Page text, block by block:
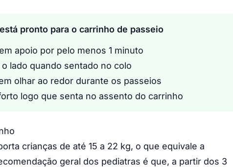
pronto para o carrinho de passeio
apoio por pelo menos 1 minuto
lado quando sentado no colo
olhar ao redor durante os passeios
logo que senta no assento do carrinho
crianças de até 15 a 22 kg, o que equivale a
geral dos pediatras é que, a partir dos 3